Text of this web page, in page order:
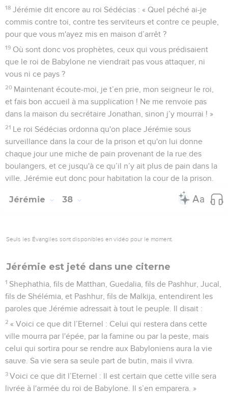
18 Jérémie dit encore au roi Sédécias : « Quel péché ai-je
commis contre toi, contre tes serviteurs et contre ce peuple,
pour que vous m'ayez mis en maison d’arrêt ?
19 Où sont donc vos prophètes, ceux qui vous prédisaient
que le roi de Babylone ne viendrait pas vous attaquer, ni
vous ni ce pays ?
20 Maintenant écoute-moi, je t’en prie, mon seigneur le roi,
et fais bon accueil à ma supplication ! Ne me renvoie pas
dans la maison du secrétaire Jonathan, sinon j’y mourrai ! »
21 Le roi Sédécias ordonna qu'on place Jérémie sous
surveillance dans la cour de la prison et qu'on lui donne
chaque jour une miche de pain provenant de la rue des
boulangers, et ce jusqu'à ce qu’il n’y ait plus de pain dans la
ville. Jérémie eut donc pour habitation la cour de la prison.
Jérémie 38
Seuls les Évangiles sont disponibles en vidéo pour le moment.
Jérémie est jeté dans une citerne
1 Shephathia, fils de Matthan, Guedalia, fils de Pashhur, Jucal,
fils de Shélémia, et Pashhur, fils de Malkija, entendirent les
paroles que Jérémie adressait à tout le peuple. Il disait :
2 « Voici ce que dit l’Eternel : Celui qui restera dans cette
ville mourra par l'épée, par la famine ou par la peste, mais
celui qui sortira pour se rendre aux Babyloniens aura la vie
sauve. Sa vie sera sa seule part de butin, mais il vivra.
3 Voici ce que dit l’Eternel : Il est certain que cette ville sera
livrée à l'armée du roi de Babylone. Il s’en emparera. »